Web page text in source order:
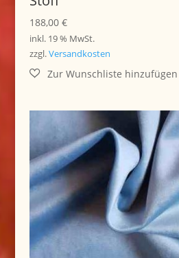
188,00 €
inkl. 19 % MwSt.
zzgl.Versandkosten